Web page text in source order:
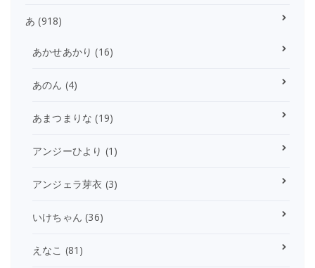
あ (918)
あかせあかり (16)
あのん (4)
あまつまりな (19)
アンジーひより (1)
アンジェラ芽衣 (3)
いけちゃん (36)
えなこ (81)